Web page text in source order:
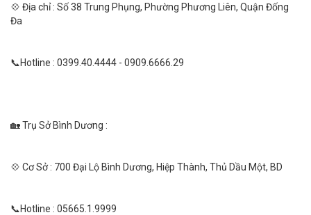
💠 Địa chỉ : Số 38 Trung Phụng, Phường Phương Liên, Quận Đống
Đa
📞Hotline : 0399.40.4444 - 0909.6666.29
🏡 Trụ Sở Bình Dương :
💠 Cơ Sở : 700 Đại Lộ Bình Dương, Hiệp Thành, Thủ Dầu Một, BD
📞Hotline : 05665.1.9999